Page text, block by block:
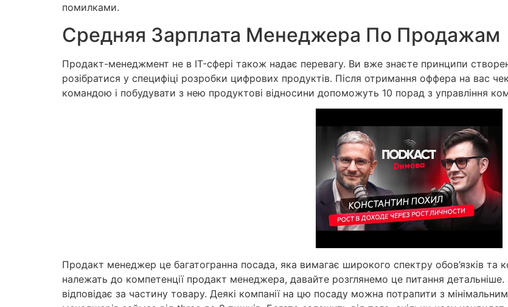
помилками.
Средняя Зарплата Менеджера По Продажам
Продакт-менеджмент не в IT-сфері також надає перевагу. Ви вже знаєте принципи
розібратися у специфіці розробки цифрових продуктів. Після отримання оффера на вас
командою і побудувати з нею продуктові відносини допоможуть 10 порад з управління
Продакт менеджер це багатогранна посада, яка вимагає широкого спектру обов’язків та
належать до компетенції продакт менеджера, давайте розглянемо це питання
відповідає за частину товару. Деякі компанії на цю посаду можна потрапити з